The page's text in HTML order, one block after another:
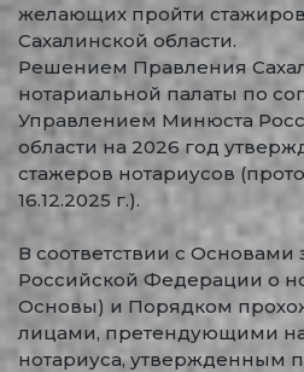
желающих пройти
Сахалинской области.
Решением Правления
нотариальной палаты по
Управлением Минюста
области на 2026 год
стажеров нотариусов
16.12.2025 г.).
В соответствии с Основами
Российской Федерации о
Основы) и Порядком
лицами, претендующими
нотариуса, утвержденным